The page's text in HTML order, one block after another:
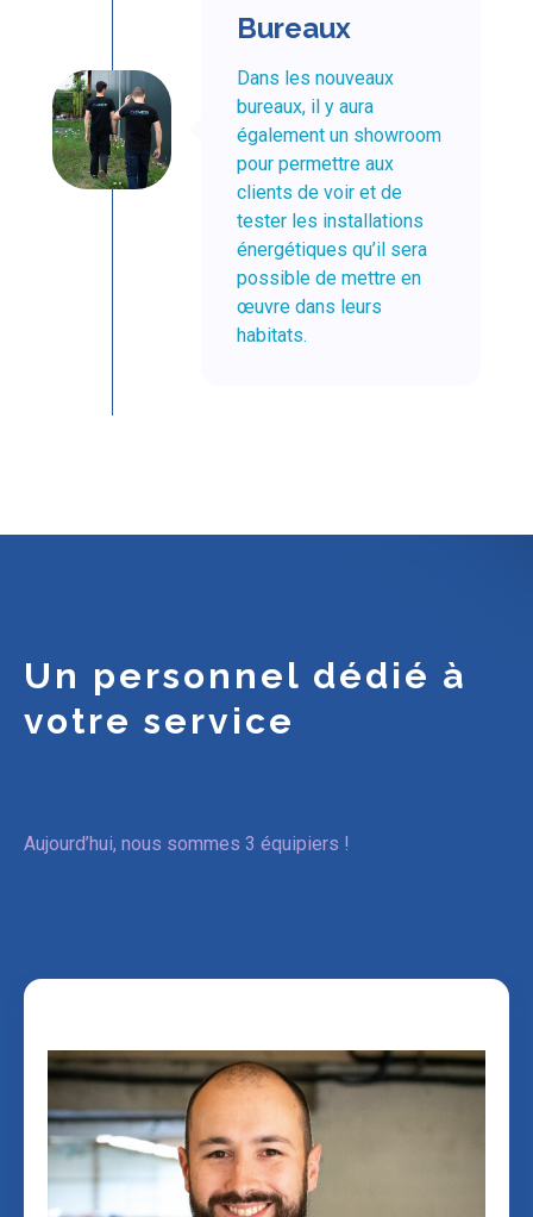
Bureaux
Dans les nouveaux
bureaux, il y aura
également un showroom
pour permettre aux
clients de voir et de
tester les installations
énergétiques qu’il sera
possible de mettre en
œuvre dans leurs
habitats.
Un personnel dédié à
votre service
Aujourd’hui, nous sommes 3 équipiers !